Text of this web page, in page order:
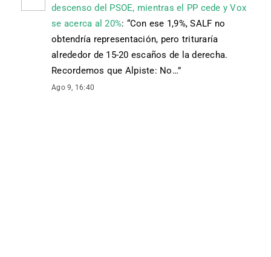
descenso del PSOE, mientras el PP cede y Vox
se acerca al 20%: “Con ese 1,9%, SALF no
obtendría representación, pero trituraría
alrededor de 15-20 escaños de la derecha.
Recordemos que Alpiste: No…”
Ago 9, 16:40